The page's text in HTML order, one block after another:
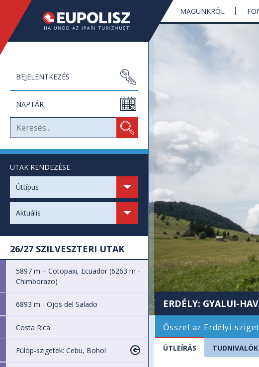
BEJELENTKEZÉS
NAPTÁR
UTAK RENDEZÉSE
Úttípus
Aktuális
26/27 SZILVESZTERI UTAK
5897 m – Cotopaxi, Ecuador (6263 m -
Chimborazo)
6893 m - Ojos del Salado
Costa Rica
Fülöp-szigetek: Cebu, Bohol
MAGUNKRÓL
ERDÉLY: GYALUI-
Ősszel az Erdélyi-
ÚTLEÍRÁS TUDNIVALÓK